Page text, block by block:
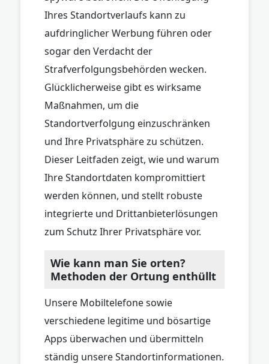
Ihres Standortverlaufs kann zu
aufdringlicher Werbung führen oder
sogar den Verdacht der
Strafverfolgungsbehörden wecken.
Glücklicherweise gibt es wirksame
Maßnahmen, um die
Standortverfolgung einzuschränken
und Ihre Privatsphäre zu schützen.
Dieser Leitfaden zeigt, wie und warum
Ihre Standortdaten kompromittiert
werden können, und stellt robuste
integrierte und Drittanbieterlösungen
zum Schutz Ihrer Privatsphäre vor.
Wie kann man Sie orten?
Methoden der Ortung enthüllt
Unsere Mobiltelefone sowie
verschiedene legitime und bösartige
Apps überwachen und übermitteln
ständig unsere Standortinformationen.